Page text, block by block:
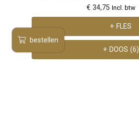
bestellen
€ 34,75 Incl. btw
+ FLES
+ DOOS (6)